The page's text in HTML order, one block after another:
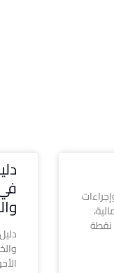
نقطة